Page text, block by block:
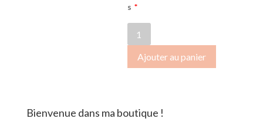
s *
de
Flèches
vers
d'hiver
Ajouter au panier
Bienvenue dans ma boutique !